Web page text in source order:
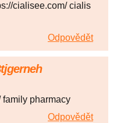
cialisee.com/ cialis
Odpovědět
family pharmacy
Odpovědět